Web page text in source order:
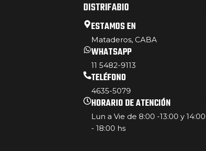
DISTRIFABIO
ESTAMOS EN
Mataderos, CABA
WHATSAPP
11 5482-9113
TELÉFONO
4635-5079
HORARIO DE ATENCIÓN
Lun a Vie de 8:00 -13:00 y 14:00
- 18:00 hs